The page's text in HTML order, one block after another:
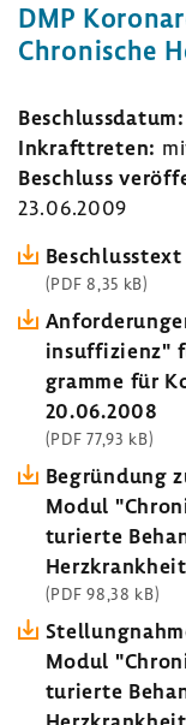
DMP
Chro­ni­sche
Beschluss­datum:
Inkraft­treten:
Beschluss
23.06.2009
Beschluss­text
(PDF 8,35 kB)
in­suf­fi­zienz"
gramme für
20.06.2008
(PDF 77,93 kB)
Begrün­dung
Modul
tu­rierte
(PDF 98,38 kB)
Modul
tu­rierte